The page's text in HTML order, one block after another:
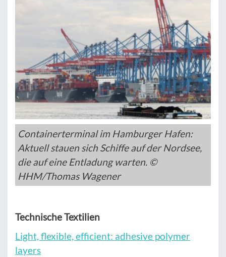
Containerterminal im Hamburger Hafen:
Aktuell stauen sich Schiffe auf der Nordsee,
die auf eine Entladung warten. ©
HHM/Thomas Wagener
Technische Textilien
Light, flexible, efficient: adhesive polymer
layers